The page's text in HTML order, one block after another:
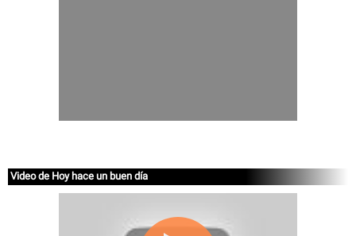
Video de Hoy hace un buen día